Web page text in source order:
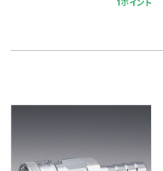
1ポイント